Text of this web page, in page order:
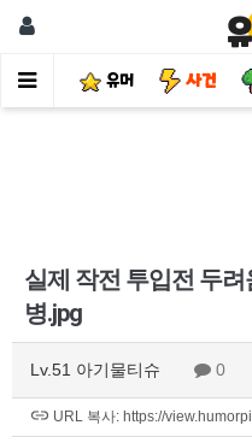
유머 사건
실제 작전 투입전 두
병.jpg
Lv.51 아기물티슈 0
URL 복사: https://